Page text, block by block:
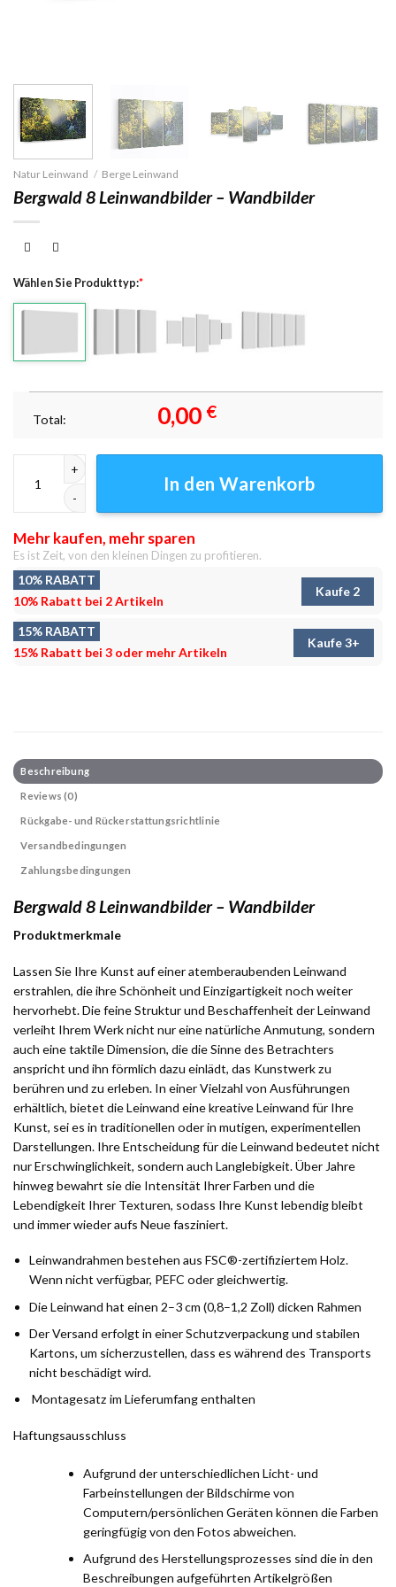
Natur Leinwand / Berge Leinwand
Bergwald 8 Leinwandbilder – Wandbilder
Wählen Sie Produkttyp:*
Total: 0,00 €
In den Warenkorb
Mehr kaufen, mehr sparen
Es ist Zeit, von den kleinen Dingen zu profitieren.
10% RABATT
10% Rabatt bei 2 Artikeln
Kaufe 2
15% RABATT
15% Rabatt bei 3 oder mehr Artikeln
Kaufe 3+
Beschreibung
Reviews (0)
Rückgabe- und Rückerstattungsrichtlinie
Versandbedingungen
Zahlungsbedingungen
Bergwald 8 Leinwandbilder – Wandbilder
Produktmerkmale
Lassen Sie Ihre Kunst auf einer atemberaubenden Leinwand
erstrahlen, die ihre Schönheit und Einzigartigkeit noch weiter
hervorhebt. Die feine Struktur und Beschaffenheit der Leinwand
verleiht Ihrem Werk nicht nur eine natürliche Anmutung, sondern
auch eine taktile Dimension, die die Sinne des Betrachters
anspricht und ihn förmlich dazu einlädt, das Kunstwerk zu
berühren und zu erleben. In einer Vielzahl von Ausführungen
erhältlich, bietet die Leinwand eine kreative Leinwand für Ihre
Kunst, sei es in traditionellen oder in mutigen, experimentellen
Darstellungen. Ihre Entscheidung für die Leinwand bedeutet nicht
nur Erschwinglichkeit, sondern auch Langlebigkeit. Über Jahre
hinweg bewahrt sie die Intensität Ihrer Farben und die
Lebendigkeit Ihrer Texturen, sodass Ihre Kunst lebendig bleibt
und immer wieder aufs Neue fasziniert.
Leinwandrahmen bestehen aus FSC®-zertifiziertem Holz.
Wenn nicht verfügbar, PEFC oder gleichwertig.
Die Leinwand hat einen 2–3 cm (0,8–1,2 Zoll) dicken Rahmen
Der Versand erfolgt in einer Schutzverpackung und stabilen
Kartons, um sicherzustellen, dass es während des Transports
nicht beschädigt wird.
Montagesatz im Lieferumfang enthalten
Haftungsausschluss
Aufgrund der unterschiedlichen Licht- und
Farbeinstellungen der Bildschirme von
Computern/persönlichen Geräten können die Farben
geringfügig von den Fotos abweichen.
Aufgrund des Herstellungsprozesses sind die in den
Beschreibungen aufgeführten Artikelgrößen